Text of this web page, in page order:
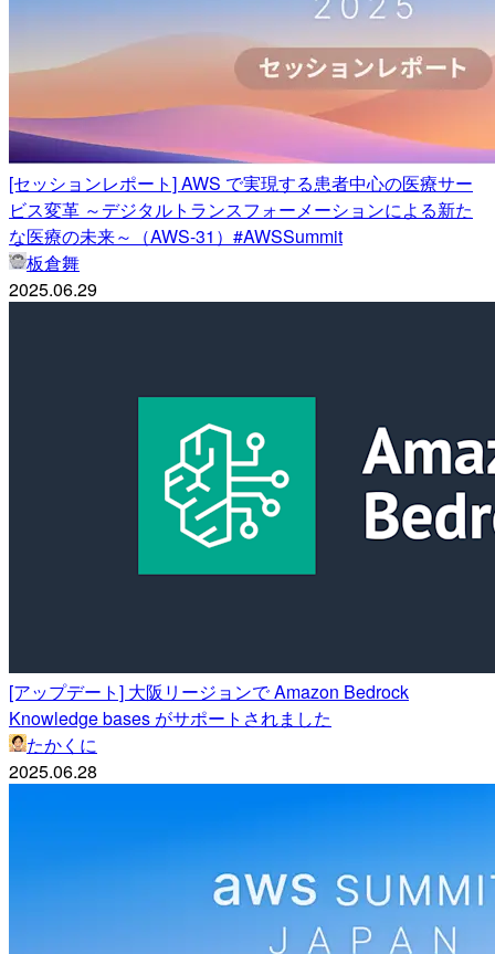
[セッションレポート] AWS で実現する患者中心の医療サー
ビス変革 ～デジタルトランスフォーメーションによる新た
な医療の未来～（AWS-31）#AWSSummit
板倉舞
2025.06.29
[アップデート] 大阪リージョンで Amazon Bedrock
Knowledge bases がサポートされました
たかくに
2025.06.28